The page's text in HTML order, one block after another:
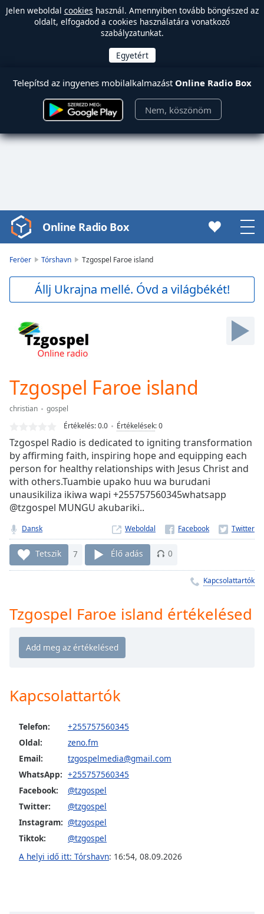
Jelen weboldal cookies használ. Amennyiben tovább böngészed az
oldalt, elfogadod a cookies használatára vonatkozó
szabályzatunkat.
Telepítsd az ingyenes mobilalkalmazást Online Radio Box
Nem, köszönöm
Video
Player
Skip
Backward
Current
Time0:00
-:-
0.00%
Stream
TypeLIVE
Seek to
live,
currently
behind
Remaining
Time-
Chapters
descriptions
selected
Subtitles
subtitles
settings,
opens
subtitles
settings
dialog
off,
Online Radio Box
Feröer Tórshavn Tzgospel Faroe island
Állj Ukrajna mellé. Óvd a világbékét!
Tzgospel Faroe island
christian
gospel
Értékelés:0.0 Értékelések:0
Tzgospel Radio is dedicated to igniting transformation
by affirming faith, inspiring hope and equipping each
person for healthy relationships with Jesus Christ and
with others.Tuambie upako huu wa burudani
unausikiliza ikiwa wapi +255757560345whatsapp
@tzgospel MUNGU akubariki..
Dansk Weboldal
Tetszik 7 Élő adás 0
Kapcsolattartók
Tzgospel Faroe island értékelésed
Kapcsolattartók
Telefon:
+255757560345
Oldal:
zeno.fm
Email:
tzgospelmedia@gmail.com
WhatsApp: +255757560345
Facebook:
@tzgospel
Twitter:
@tzgospel
Instagram: @tzgospel
Tiktok:
@tzgospel
A helyi idő itt: Tórshavn: 16:54, 08.09.2026